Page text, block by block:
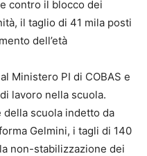
contro il blocco dei
il taglio di 41 mila posti
dell’età
Ministero PI di COBAS e
lavoro nella scuola.
scuola indetto da
Gelmini, i tagli di 140
non-stabilizzazione dei